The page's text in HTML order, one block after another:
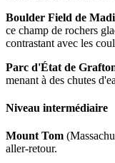
Boulder Field de
ce champ de rochers
contrastant avec les
Parc d'État de
menant à des chutes
Niveau intermédiaire
Mount Tom
aller-retour.